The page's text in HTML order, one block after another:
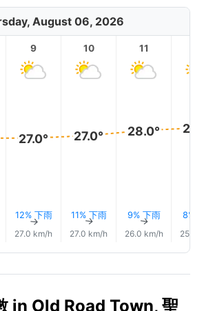
August 06, 2026
9
27.0°
12% 下雨
↑
27.0 km/h
10
27.0°
11% 下雨
↑
27.0 km/h
11
28.0°
9% 下雨
↑
26.0 km/h
8%
25.0
in Old Road Town, 聖